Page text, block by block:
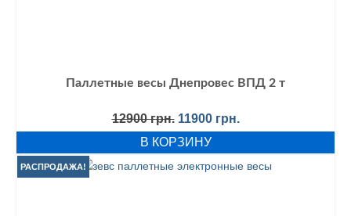
Паллетные весы Днепровес ВПД 2 т
12900грн. Первоначальная
цена
составляла
12900 грн..
11900 грн.Текущая
цена:
В КОРЗИНУ
РАСПРОДАЖА!